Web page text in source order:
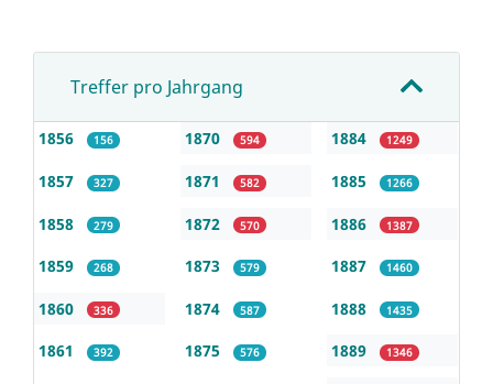
Treffer pro Jahrgang
1856 156
1857 327
1858 279
1859 268
1860 336
1861 392
1870 594
1871 582
1872 570
1873 579
1874 587
1875 576
1884 1249
1885 1266
1886 1387
1887 1460
1888 1435
1889 1346